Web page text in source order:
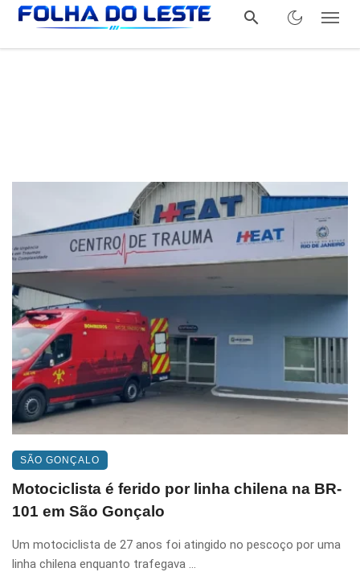
SÃO GONÇALO
Motociclista é ferido por linha chilena na BR-
101 em São Gonçalo
Um motociclista de 27 anos foi atingido no pescoço por uma
linha chilena enquanto trafegava ...